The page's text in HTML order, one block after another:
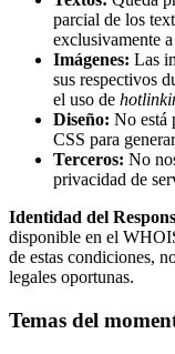
parcial de los
exclusivamente
Imágenes: Las
sus respectivos
el uso de
Diseño: No está
CSS para
Terceros: No
privacidad de
Identidad del
disponible en el
de estas condiciones,
legales oportunas.
Temas del